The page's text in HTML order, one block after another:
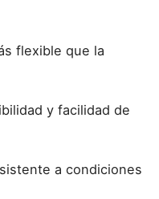
flexible que la
y facilidad de
a condiciones